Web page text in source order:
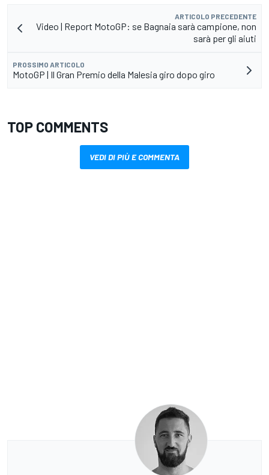
ARTICOLO PRECEDENTE
Video | Report MotoGP: se Bagnaia sarà campione, non
sarà per gli aiuti
PROSSIMO ARTICOLO
MotoGP | Il Gran Premio della Malesia giro dopo giro
TOP COMMENTS
VEDI DI PIÙ E COMMENTA